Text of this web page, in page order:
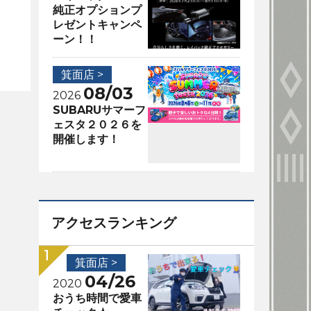
純正オプションプ
レゼントキャンペ
ーン！！
箕面店 >
2026 08/03
SUBARUサマーフ
ェスタ２０２６を
開催します！
アクセスランキング
箕面店 >
2020 04/26
おうち時間で愛車